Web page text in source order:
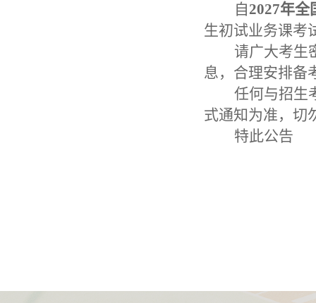
自2027年全
生初试业务课考
请广大考生
息，合理安排备
任何与招生
式通知为准，切
特此公告